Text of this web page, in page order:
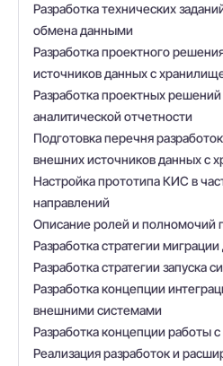
Разработка технических
обмена данными
Разработка проектного
источников данных с
Разработка проектных
аналитической отчетности
Подготовка перечня
внешних источников данных с
Настройка прототипа КИС в
направлений
Описание ролей и полномочий
Разработка стратегии
Разработка стратегии запуска
Разработка концепции
внешними системами
Разработка концепции работы
Реализация разработок и